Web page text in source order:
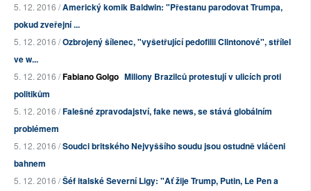
5. 12. 2016 /Americký komik Baldwin: "Přestanu parodovat Trumpa,
pokud zveřejní ...
5. 12. 2016 /Ozbrojený šílenec, "vyšetřující pedofilii Clintonové", střílel
ve w...
5. 12. 2016 /Fabiano Golgo Miliony Brazilců protestují v ulicích proti
politikům
5. 12. 2016 /Falešné zpravodajství, fake news, se stává globálním
problémem
5. 12. 2016 /Soudci britského Nejvyššího soudu jsou ostudně vláčeni
bahnem
5. 12. 2016 /Šéf italské Severní Ligy: "Ať žije Trump, Putin, Le Pen a